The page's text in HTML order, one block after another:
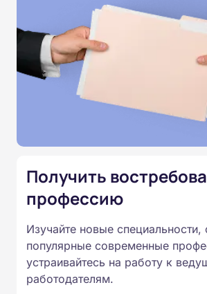
день окончания курса обучения.
Программы наших курсов
соответствуют
подтверждены лицензией
Подготовка ведется по
специальностям,
Приказом
России от 14.07.2023 N
соответствии с
государственными
образовательными
профессионального
Получить
профессию
Изучайте новые специальности,
популярные современные
устраивайтесь на работу к
работодателям.